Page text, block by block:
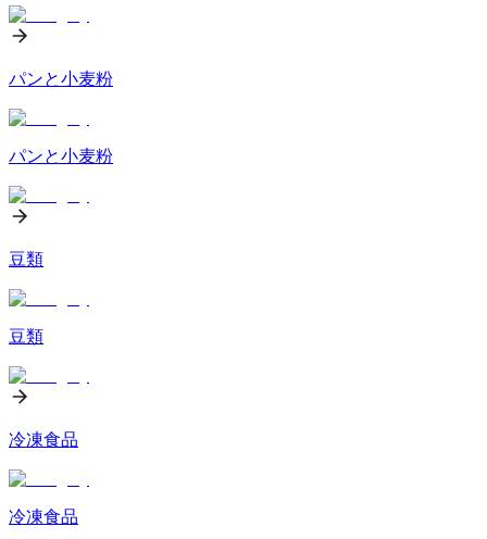
パンと小麦粉
パンと小麦粉
豆類
豆類
冷凍食品
冷凍食品